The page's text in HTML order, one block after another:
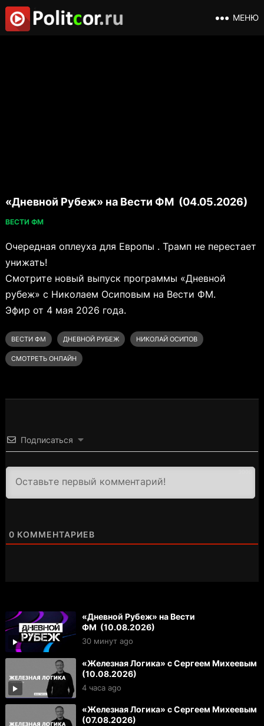
МЕНЮ
«Дневной Рубеж» на Вести ФМ (04.05.2026)
ВЕСТИ ФМ
Очередная оплеуха для Европы . Трамп не перестает
унижать!
Смотрите новый выпуск программы «Дневной
рубеж» с Николаем Осиповым на Вести ФМ.
Эфир от 4 мая 2026 года.
ВЕСТИ ФМ ДНЕВНОЙ РУБЕЖ НИКОЛАЙ ОСИПОВ
СМОТРЕТЬ ОНЛАЙН
Подписаться
0 КОММЕНТАРИЕВ
«Дневной Рубеж» на Вести
ФМ (10.08.2026)
30 минут ago
«Железная Логика» с Сергеем Михеевым
(10.08.2026)
4 часа ago
«Железная Логика» с Сергеем Михеевым
(07.08.2026)